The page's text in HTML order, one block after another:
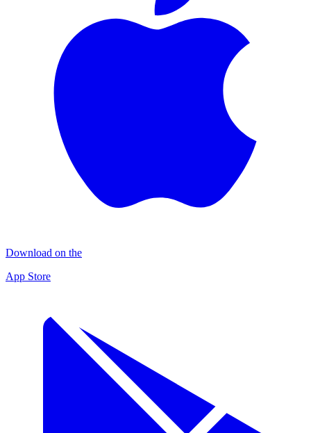
Download on the
App Store